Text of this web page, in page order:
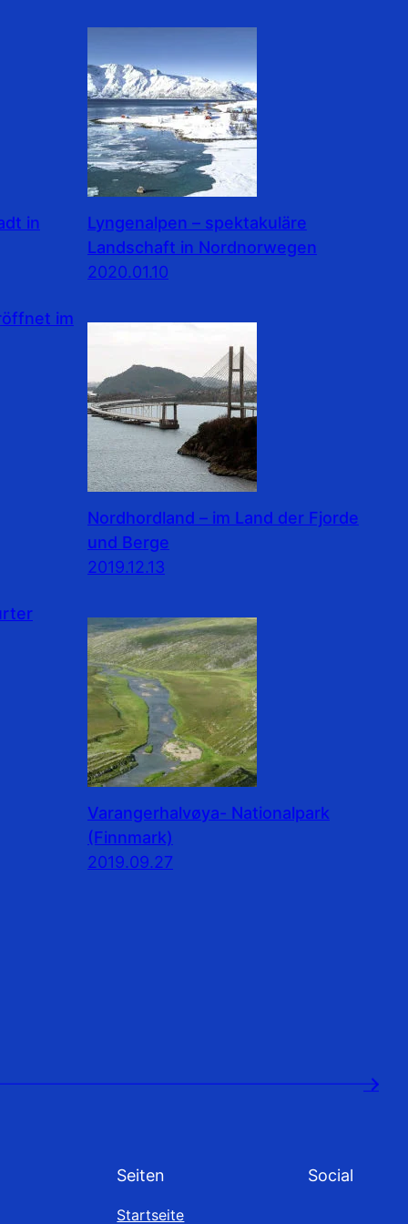
in
Lyngenalpen – spektakuläre
Landschaft in Nordnorwegen
2020.01.10
im
Nordhordland – im Land der Fjorde
und Berge
2019.12.13
Varangerhalvøya- Nationalpark
(Finnmark)
2019.09.27
→
Seiten
Startseite
Social